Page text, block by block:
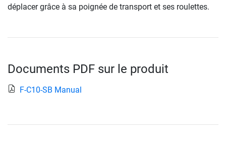
déplacer grâce à sa poignée de transport et ses roulettes.
Documents PDF sur le produit
F-C10-SB Manual